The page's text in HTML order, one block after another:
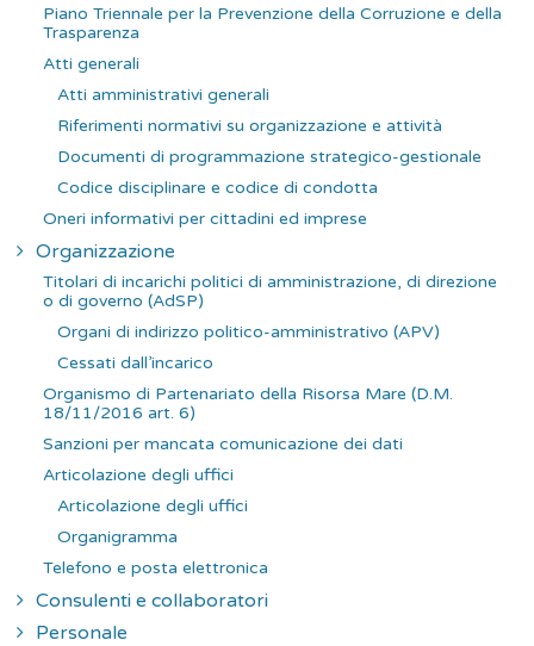
Piano Triennale per la Prevenzione della Corruzione e della
Trasparenza
Atti generali
Atti amministrativi generali
Riferimenti normativi su organizzazione e attività
Documenti di programmazione strategico-gestionale
Codice disciplinare e codice di condotta
Oneri informativi per cittadini ed imprese
Organizzazione
Titolari di incarichi politici di amministrazione, di direzione
o di governo (AdSP)
Organi di indirizzo politico-amministrativo (APV)
Cessati dall’incarico
Organismo di Partenariato della Risorsa Mare (D.M.
18/11/2016 art. 6)
Sanzioni per mancata comunicazione dei dati
Articolazione degli uffici
Articolazione degli uffici
Organigramma
Telefono e posta elettronica
Consulenti e collaboratori
Personale